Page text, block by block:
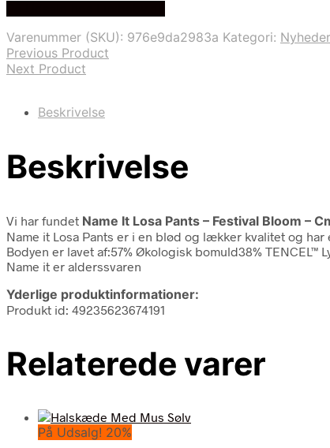
99,95 kr..39,98 kr..
Varenummer (SKU): 976e9da2983a Kategori: Nyheder
Previous Product
Next Product
Beskrivelse
Beskrivelse
Vi har fundet Name It Losa Pants – Festival Bloom –
Name it Losa Pants er i en blød og lækker kvalitet og har
Bodyen er lavet af:57% Økologisk bomuld38% TENCEL™
Name it er alderssvaren
Yderlige produktinformationer:
Produkt id: 49235623674191
Relaterede varer
På Udsalg! 20%